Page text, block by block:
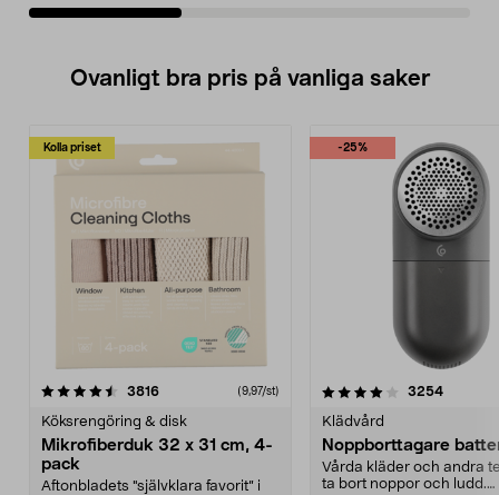
Ovanligt bra pris på vanliga saker
Kolla priset
3816recensioner (9,97/st)
Köksrengöring & disk
Mikrofiberduk 32 x 31 cm, 4-
pack
Aftonbladets "självklara favorit” i
-25%
4.0av 5 stjärnor 3254
Klädvård
Noppborttagare
Vårda kläder och andra
ta bort noppor och ludd.
4.5av 5 stjärnor